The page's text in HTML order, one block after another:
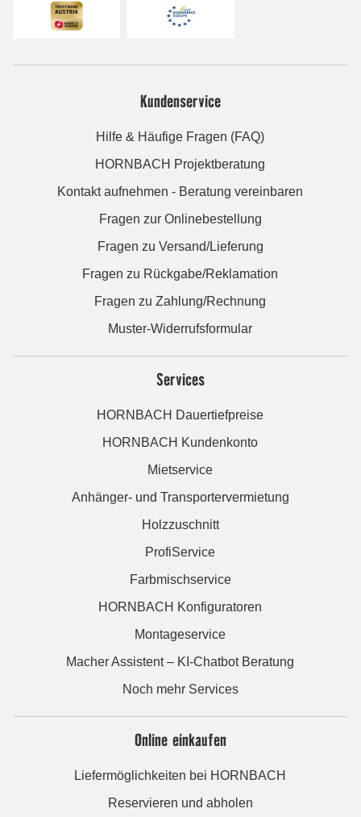
Kundenservice
Hilfe & Häufige Fragen (FAQ)
HORNBACH Projektberatung
Kontakt aufnehmen - Beratung vereinbaren
Fragen zur Onlinebestellung
Fragen zu Versand/Lieferung
Fragen zu Rückgabe/Reklamation
Fragen zu Zahlung/Rechnung
Muster-Widerrufsformular
Services
HORNBACH Dauertiefpreise
HORNBACH Kundenkonto
Mietservice
Anhänger- und Transportervermietung
Holzzuschnitt
ProfiService
Farbmischservice
HORNBACH Konfiguratoren
Montageservice
Macher Assistent – KI-Chatbot Beratung
Noch mehr Services
Online einkaufen
Liefermöglichkeiten bei HORNBACH
Reservieren und abholen